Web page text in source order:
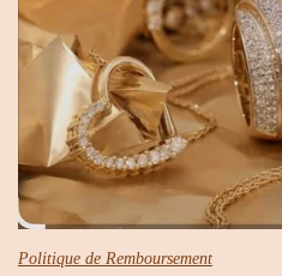
Politique de Remboursement